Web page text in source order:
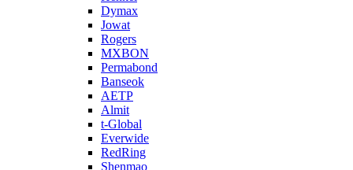
Dymax
Jowat
Rogers
MXBON
Permabond
Banseok
AETP
Almit
t-Global
Everwide
RedRing
Shenmao